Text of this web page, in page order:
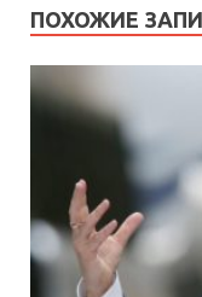
ПОХОЖИЕ